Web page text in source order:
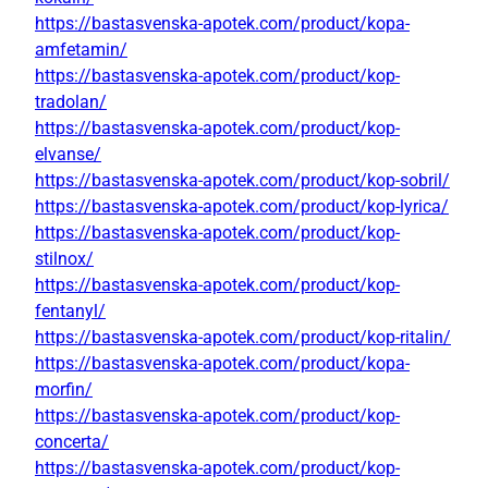
https://bastasvenska-apotek.com/product/kopa-
amfetamin/
https://bastasvenska-apotek.com/product/kop-
tradolan/
https://bastasvenska-apotek.com/product/kop-
elvanse/
https://bastasvenska-apotek.com/product/kop-sobril/
https://bastasvenska-apotek.com/product/kop-lyrica/
https://bastasvenska-apotek.com/product/kop-
stilnox/
https://bastasvenska-apotek.com/product/kop-
fentanyl/
https://bastasvenska-apotek.com/product/kop-ritalin/
https://bastasvenska-apotek.com/product/kopa-
morfin/
https://bastasvenska-apotek.com/product/kop-
concerta/
https://bastasvenska-apotek.com/product/kop-